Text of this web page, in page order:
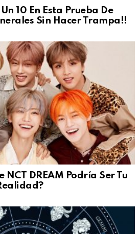
10 En Esta Prueba De
Sin Hacer Trampa!!
NCT DREAM Podría Ser Tu